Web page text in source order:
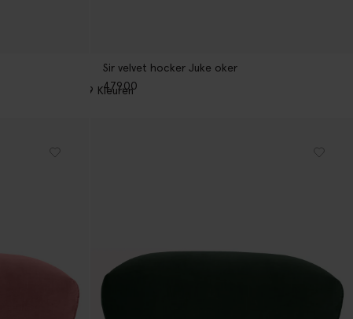
Sir velvet hocker Juke oker
479.00
9 Kleuren